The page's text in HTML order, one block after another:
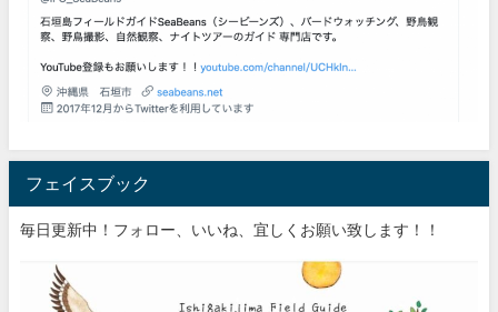
フェイスブック
毎日更新中！フォロー、いいね、宜しくお願い致します！！